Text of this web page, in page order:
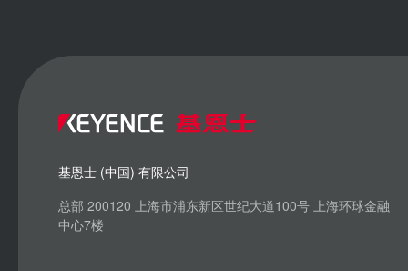
基恩士 (中国) 有限公司
总部 200120 上海市浦东新区世纪大道100号 上海环球金融
中心7楼